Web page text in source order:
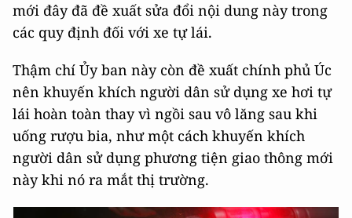
mới đây đã đề xuất sửa đổi nội dung này trong
các quy định đối với xe tự lái.
Thậm chí Ủy ban này còn đề xuất chính phủ Úc
nên khuyến khích người dân sử dụng xe hơi tự
lái hoàn toàn thay vì ngồi sau vô lăng sau khi
uống rượu bia, như một cách khuyến khích
người dân sử dụng phương tiện giao thông mới
này khi nó ra mắt thị trường.